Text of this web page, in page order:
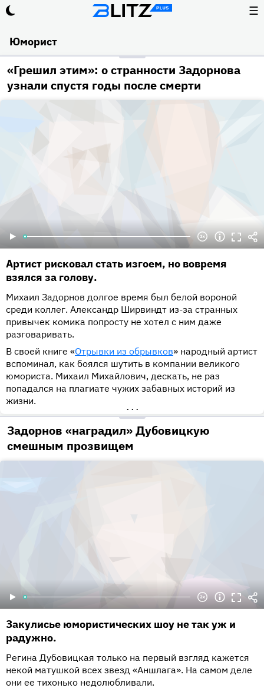
☰
Юморист
«Грешил этим»: о странности Задорнова
узнали спустя годы после смерти
Артист рисковал стать изгоем, но вовремя
взялся за голову.
Михаил Задорнов долгое время был белой вороной
среди коллег. Александр Ширвиндт из-за странных
привычек комика попросту не хотел с ним даже
разговаривать.
В своей книге «Отрывки из обрывков» народный артист
вспоминал, как боялся шутить в компании великого
юмориста. Михаил Михайлович, дескать, не раз
попадался на плагиате чужих забавных историй из
жизни.
•••
Задорнов «наградил» Дубовицкую
смешным прозвищем
Закулисье юмористических шоу не так уж и
радужно.
Регина Дубовицкая только на первый взгляд кажется
некой матушкой всех звезд «Аншлага». На самом деле
они ее тихонько недолюбливали.